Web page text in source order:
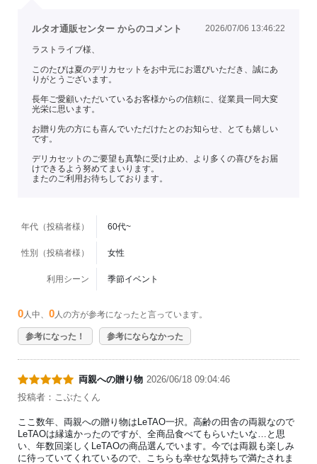
ルタオ通販センター からのコメント 2026/07/06 13:46:22
ラストライブ様、
このたびは夏のデリカセットをお中元にお選びいただき、誠にあ
りがとうございます。
長年ご愛顧いただいているお客様からの信頼に、従業員一同大変
光栄に思います。
お贈り先の方にも喜んでいただけたとのお知らせ、とても嬉しい
です。
デリカセットのご要望も真摯に受け止め、より多くの喜びをお届
けできるよう努めてまいります。
またのご利用お待ちしております。
年代（投稿者様） 60代~
性別（投稿者様） 女性
利用シーン 季節イベント
0 人中、 0 人の方が参考になったと言っています。
参考になった！ 参考にならなかった
両親への贈り物 2026/06/18 09:04:46
投稿者：こぶたくん
ここ数年、両親への贈り物はLeTAO一択。高齢の田舎の両親なので
LeTAOは縁遠かったのですが、全商品食べてもらいたいな…と思
い、年数回楽しくLeTAOの商品選んでいます。今では両親も楽しみ
に待っていてくれているので、こちらも幸せな気持ちで満たされま